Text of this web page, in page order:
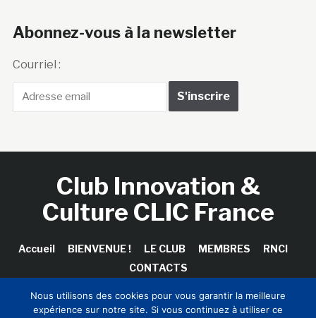
Abonnez-vous à la newsletter
Courriel :
Club Innovation &
Culture CLIC France
Accueil BIENVENUE ! LE CLUB MEMBRES
RNCI
CONTACTS
Nous utilisons des cookies pour vous garantir la meilleure
expérience sur notre site. Si vous continuez à utiliser ce